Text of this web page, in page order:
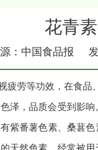
花青
：中国食品报 发
劳等功效，在食品
泽，品质会受到影
紫番薯色素、桑葚
天然色素，经常被